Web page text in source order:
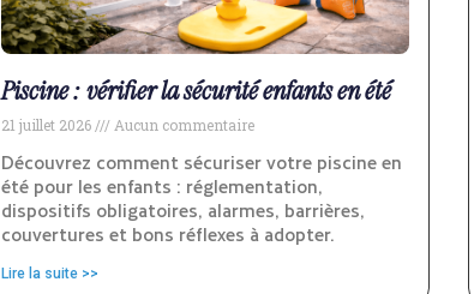
Piscine : vérifier la sécurité enfants en été
21 juillet 2026 Aucun commentaire
Découvrez comment sécuriser votre piscine en
été pour les enfants : réglementation,
dispositifs obligatoires, alarmes, barrières,
couvertures et bons réflexes à adopter.
Lire la suite >>